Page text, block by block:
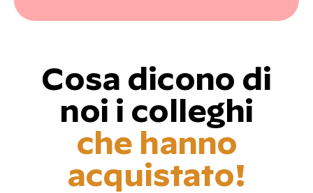
Cosa dicono di
noi i colleghi
che hanno
acquistato!